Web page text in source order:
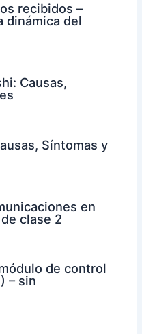
recibidos –
dinámica del
Causas,
Síntomas y
en
clase 2
de control
– sin